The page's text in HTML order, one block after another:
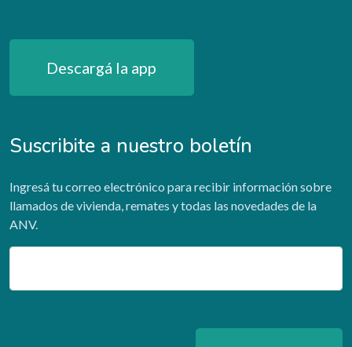
Descargá la app
Suscribite a nuestro boletín
Ingresá tu correo electrónico para recibir información sobre
llamados de vivienda, remates y todas las novedades de la
ANV.
Email